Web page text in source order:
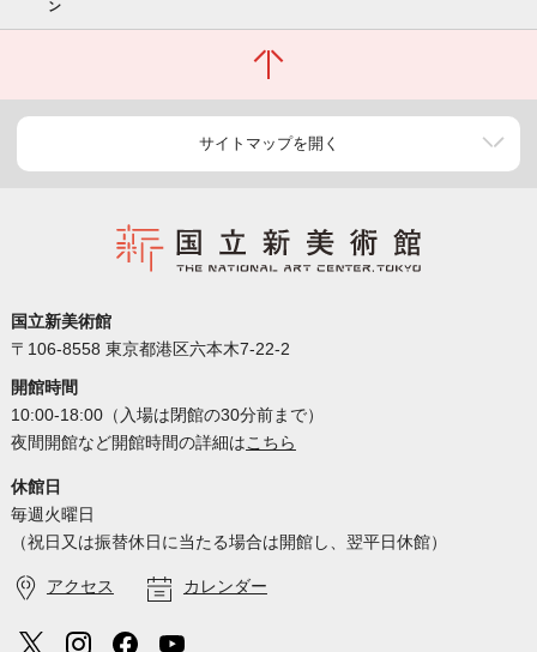
ン
サイトマップを開く
国立新美術館
〒106-8558 東京都港区六本木7-22-2
開館時間
10:00-18:00（入場は閉館の30分前まで）
夜間開館など開館時間の詳細はこちら
休館日
毎週火曜日
（祝日又は振替休日に当たる場合は開館し、翌平日休館）
アクセス カレンダー